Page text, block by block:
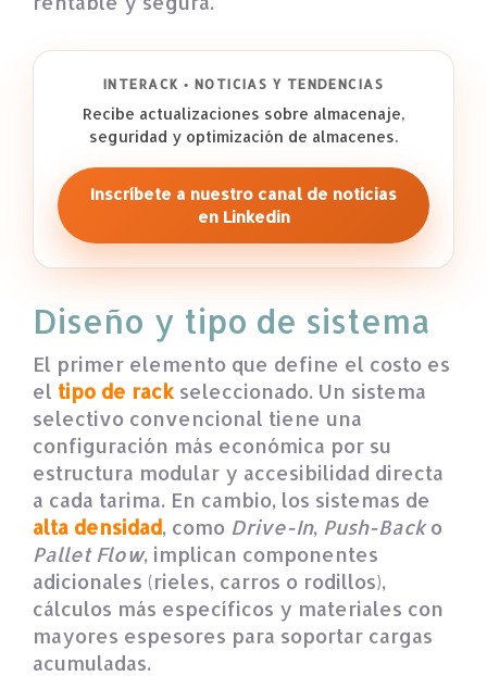
INTERACK • NOTICIAS Y TENDENCIAS
Recibe actualizaciones sobre almacenaje,
seguridad y optimización de almacenes.
Inscríbete a nuestro canal de noticias
en Linkedin
Diseño y tipo de sistema
El primer elemento que define el costo es
el tipo de rack seleccionado. Un sistema
selectivo convencional tiene una
configuración más económica por su
estructura modular y accesibilidad directa
a cada tarima. En cambio, los sistemas de
alta densidad, como Drive-In, Push-Backo
Pallet Flow, implican componentes
adicionales (rieles, carros o rodillos),
cálculos más específicos y materiales con
mayores espesores para soportar cargas
acumuladas.